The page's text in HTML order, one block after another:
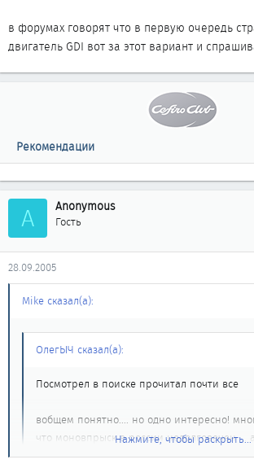
в форумах говорят что в первую очередь
двигатель GDI вот за этот вариант и
Рекомендации
A Anonymous
Гость
28.09.2005
Mike сказал(а):
ОлегЫЧ сказал(а):
Посмотрел в поиске прочитал почти все
вобщем понятно.... но одно интересно!
что моновпрыск в россии недолговечен ...
этом убедился на личном опыте?
Нажмите, чтобы раскрыть...